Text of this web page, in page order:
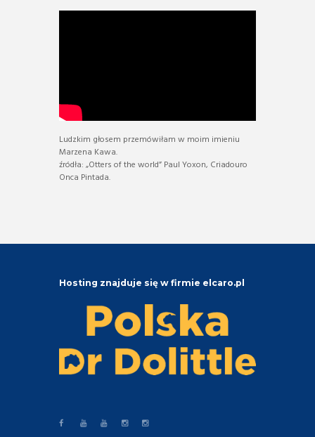
Ludzkim głosem przemówiłam w moim imieniu
Marzena Kawa.
źródła: „Otters of the world” Paul Yoxon, Criadouro
Onca Pintada.
Hosting znajduje się w firmie elcaro.pl